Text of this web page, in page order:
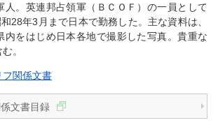
人。英連邦占領軍（ＢＣＯＦ）の一員として
28年3月まで日本で勤務した。主な資料は、
内をはじめ日本各地で撮影した写真。貴重な
。
フ関係文書
文書目録